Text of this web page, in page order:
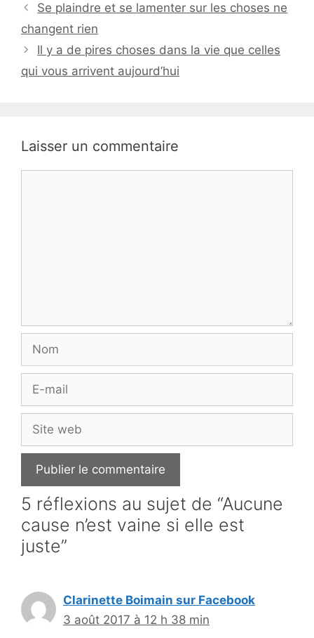
Se plaindre et se lamenter sur les choses ne
changent rien
Il y a de pires choses dans la vie que celles
qui vous arrivent aujourd’hui
Laisser un commentaire
Nom
Site
web
5 réflexions au sujet de “Aucune
cause n’est vaine si elle est
juste”
Clarinette Boimain sur Facebook
3 août 2017 à 12 h 38 min